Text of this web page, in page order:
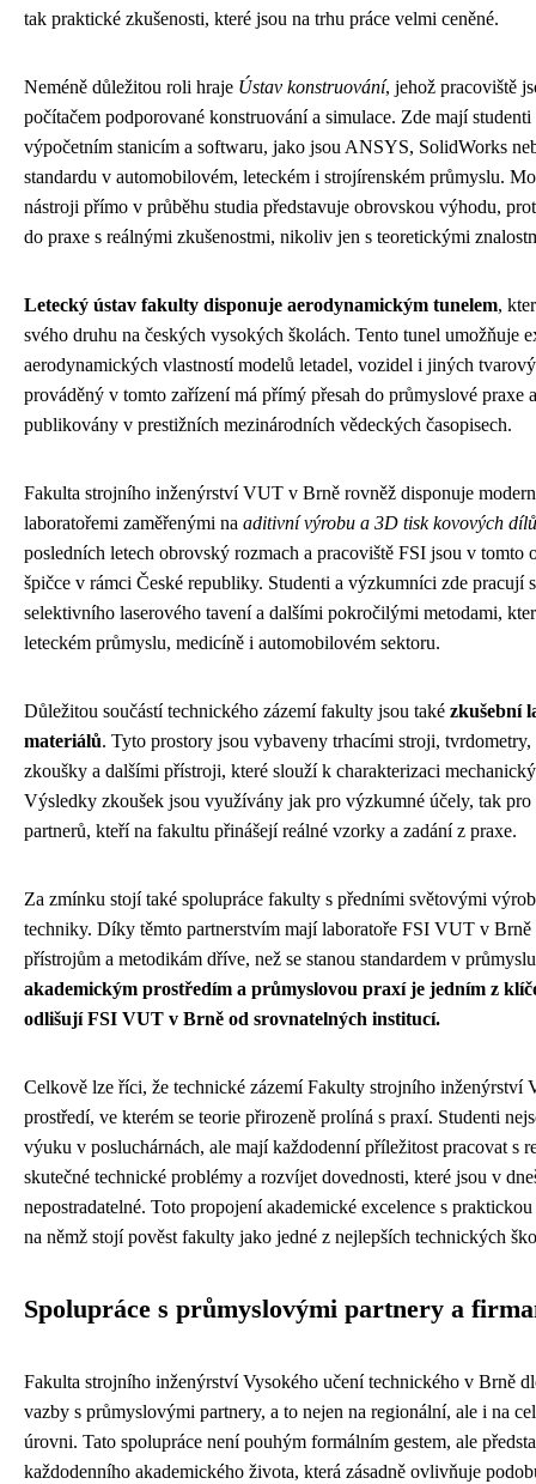
tak praktické zkušenosti, které jsou na trhu práce velmi ceněné.
Neméně důležitou roli hraje Ústav konstruování, jehož pracoviště
počítačem podporované konstruování a simulace. Zde mají
výpočetním stanicím a softwaru, jako jsou ANSYS, SolidWorks
standardu v automobilovém, leteckém i strojírenském průmyslu.
nástroji přímo v průběhu studia představuje obrovskou výhodu,
do praxe s reálnými zkušenostmi, nikoliv jen s teoretickými
Letecký ústav fakulty disponuje aerodynamickým tunelem,
svého druhu na českých vysokých školách. Tento tunel umožňuje
aerodynamických vlastností modelů letadel, vozidel i jiných
prováděný v tomto zařízení má přímý přesah do průmyslové praxe
publikovány v prestižních mezinárodních vědeckých časopisech.
Fakulta strojního inženýrství VUT v Brně rovněž disponuje
laboratořemi zaměřenými na aditivní výrobu a 3D tisk kovových dílů
posledních letech obrovský rozmach a pracoviště FSI jsou v tomto
špičce v rámci České republiky. Studenti a výzkumníci zde pracují
selektivního laserového tavení a dalšími pokročilými metodami,
leteckém průmyslu, medicíně i automobilovém sektoru.
Důležitou součástí technického zázemí fakulty jsou také zkušební
materiálů. Tyto prostory jsou vybaveny trhacími stroji,
zkoušky a dalšími přístroji, které slouží k charakterizaci
Výsledky zkoušek jsou využívány jak pro výzkumné účely, tak
partnerů, kteří na fakultu přinášejí reálné vzorky a zadání z praxe.
Za zmínku stojí také spolupráce fakulty s předními světovými
techniky. Díky těmto partnerstvím mají laboratoře FSI VUT v
přístrojům a metodikám dříve, než se stanou standardem v
akademickým prostředím a průmyslovou praxí je jedním z
odlišují FSI VUT v Brně od srovnatelných institucí.
Celkově lze říci, že technické zázemí Fakulty strojního
prostředí, ve kterém se teorie přirozeně prolíná s praxí. Studenti
výuku v posluchárnách, ale mají každodenní příležitost pracovat s
skutečné technické problémy a rozvíjet dovednosti, které jsou v
nepostradatelné. Toto propojení akademické excelence s
na němž stojí pověst fakulty jako jedné z nejlepších technických
Spolupráce s průmyslovými partnery a
Fakulta strojního inženýrství Vysokého učení technického v Brně
vazby s průmyslovými partnery, a to nejen na regionální, ale i na
úrovni. Tato spolupráce není pouhým formálním gestem, ale
každodenního akademického života, která zásadně ovlivňuje